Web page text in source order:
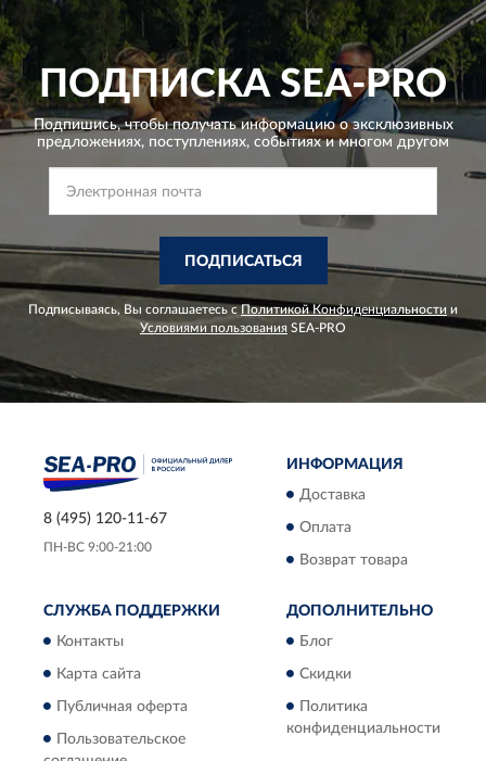
ПОДПИСКАSEA-PRO
Подпишись, чтобы получать информацию о эксклюзивных
предложениях, поступлениях, событиях и многом другом
ПОДПИСАТЬСЯ
Подписываясь, Вы соглашаетесь сПолитикой Конфиденциальности и
Условиями пользования SEA-PRO
8 (495) 120-11-67
ПН-ВС 9:00-21:00
ИНФОРМАЦИЯ
Доставка
Оплата
Возврат товара
СЛУЖБА ПОДДЕРЖКИ
Контакты
Карта сайта
Публичная оферта
Пользовательское
ДОПОЛНИТЕЛЬНО
Блог
Скидки
Политика
конфиденциальности